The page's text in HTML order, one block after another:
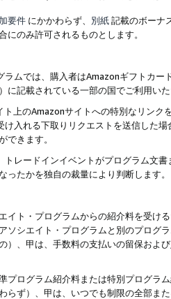
要件 にかかわらず、 別紙記載のボーナ
にのみ許可されるものとします。
ラムでは、購入者はAmazonギフトカ
に記載されている一部の国でご利用い
上のAmazonサイトへの特別なリン
け入れる下取りリクエストを送信した
できます。
トレードインイベントがプログラム文
ったかを独自の裁量により判断します。
イト・プログラムからの紹介料を受け
ソシエイト・プログラムと別のプログ
）、甲は、手数料の支払いの留保およ
プログラム紹介料または特別プログラ
らず）、甲は、いつでも制限の全部